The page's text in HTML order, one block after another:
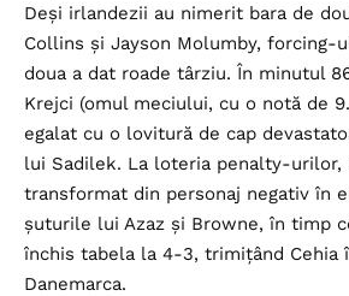
Deși irlandezii au nimerit bara de
Collins și Jayson Molumby, forcing-
doua a dat roade târziu. În minutul
Krejci (omul meciului, cu o notă de
egalat cu o lovitură de cap
lui Sadilek. La loteria penalty-urilor,
transformat din personaj negativ în
șuturile lui Azaz și Browne, în timp
închis tabela la 4-3, trimițând Cehia
Danemarca.